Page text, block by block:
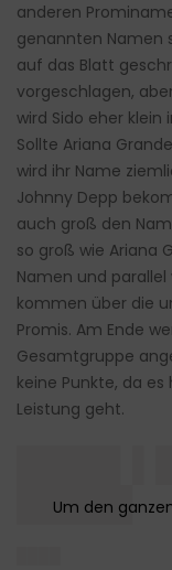
anderen
genannten Namen
auf das Blatt
vorgeschlagen,
wird Sido eher klein
Sollte Ariana
wird ihr Name
Johnny Depp
auch groß den
so groß wie Ariana
Namen und
kommen über die
Promis. Am Ende
Gesamtgruppe
keine Punkte, da
Leistung geht.
█████